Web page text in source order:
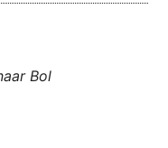
Bol